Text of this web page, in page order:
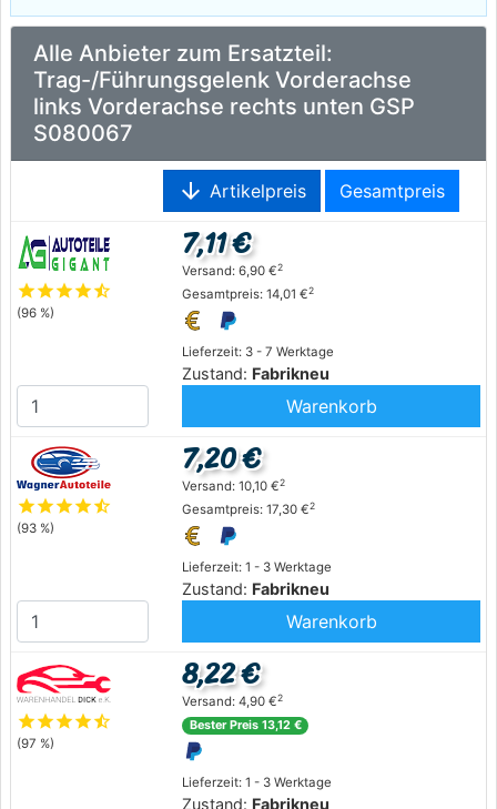
Alle Anbieter zum Ersatzteil:
Trag-/Führungsgelenk Vorderachse
links Vorderachse rechts unten GSP
S080067
arrow_downward Artikelpreis Gesamtpreis
starstarstarstarstar_half
(96 %)
Lieferzeit: 3 - 7 Werktage
Zustand: Fabrikneu
7,11 €
Versand: 6,90 €2
Gesamtpreis: 14,01 €2
Warenkorb
starstarstarstarstar_half
(93 %)
Lieferzeit: 1 - 3 Werktage
Zustand: Fabrikneu
7,20 €
Versand: 10,10 €2
Gesamtpreis: 17,30 €2
Warenkorb
starstarstarstarstar_half
(97 %)
Lieferzeit: 1 - 3 Werktage
Zustand: Fabrikneu
8,22 €
Versand: 4,90 €2
Bester Preis 13,12 €